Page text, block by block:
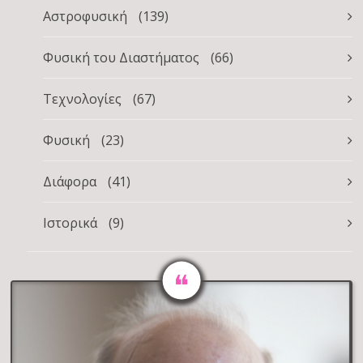
Αστροφυσική
(139)
Φυσική του Διαστήματος (66)
Τεχνολογίες (67)
Φυσική (23)
Διάφορα (41)
Ιστορικά (9)